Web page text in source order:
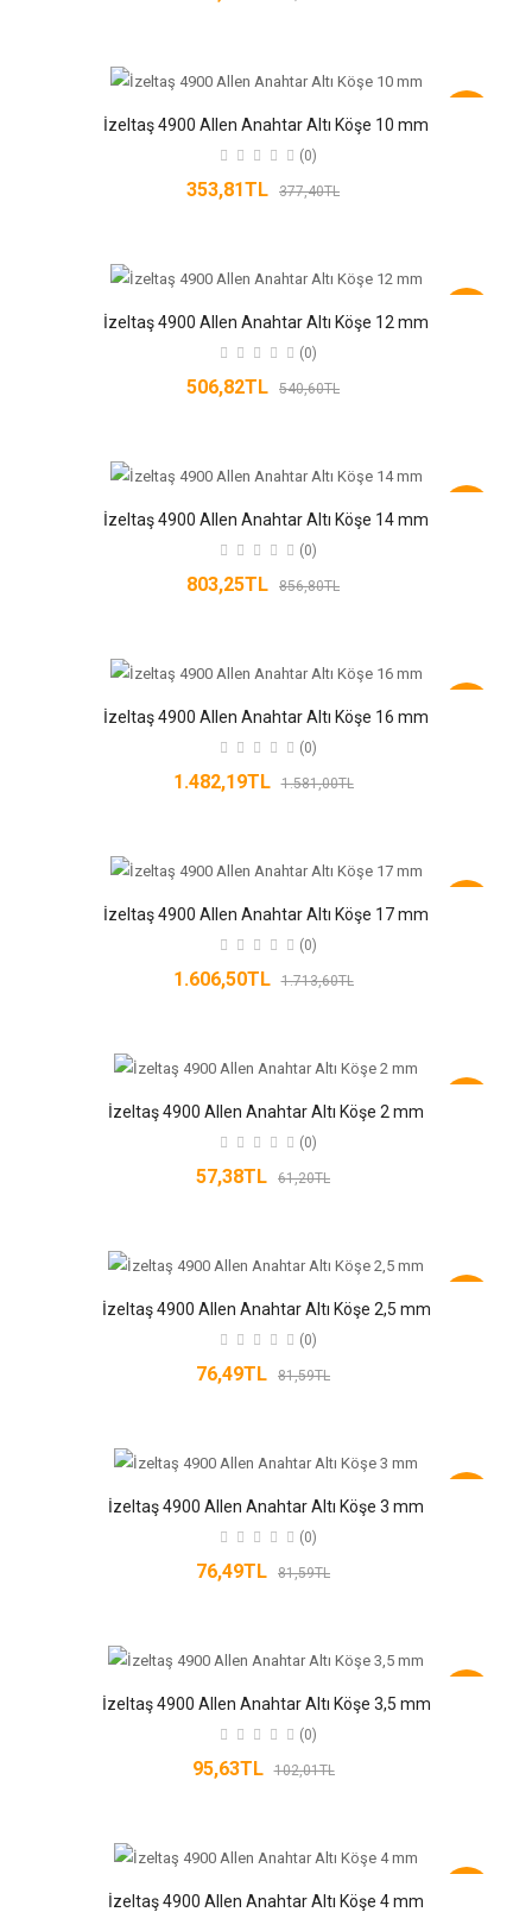
İzeltaş 4900 Allen Anahtar Altı Köşe 10 mm
(0)
353,81TL 377,40TL
İzeltaş 4900 Allen Anahtar Altı Köşe 12 mm
(0)
506,82TL 540,60TL
İzeltaş 4900 Allen Anahtar Altı Köşe 14 mm
(0)
803,25TL 856,80TL
İzeltaş 4900 Allen Anahtar Altı Köşe 16 mm
(0)
1.482,19TL 1.581,00TL
İzeltaş 4900 Allen Anahtar Altı Köşe 17 mm
(0)
1.606,50TL 1.713,60TL
İzeltaş 4900 Allen Anahtar Altı Köşe 2 mm
(0)
57,38TL 61,20TL
İzeltaş 4900 Allen Anahtar Altı Köşe 2,5 mm
(0)
76,49TL 81,59TL
İzeltaş 4900 Allen Anahtar Altı Köşe 3 mm
(0)
76,49TL 81,59TL
İzeltaş 4900 Allen Anahtar Altı Köşe 3,5 mm
(0)
95,63TL 102,01TL
İzeltaş 4900 Allen Anahtar Altı Köşe 4 mm